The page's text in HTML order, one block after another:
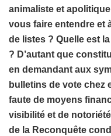
animaliste et
vous faire entendre et
de listes ? Quelle est
? D’autant que
en demandant aux
bulletins de vote chez
faute de moyens
visibilité et de
de la Reconquête